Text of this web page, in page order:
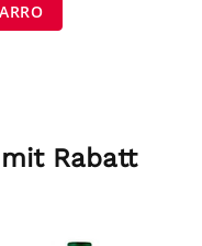
Rabatt